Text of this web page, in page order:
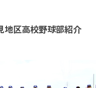
区高校野球部紹介